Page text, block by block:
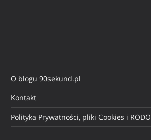
O blogu 90sekund.pl
Kontakt
Polityka Prywatności, pliki Cookies i RODO